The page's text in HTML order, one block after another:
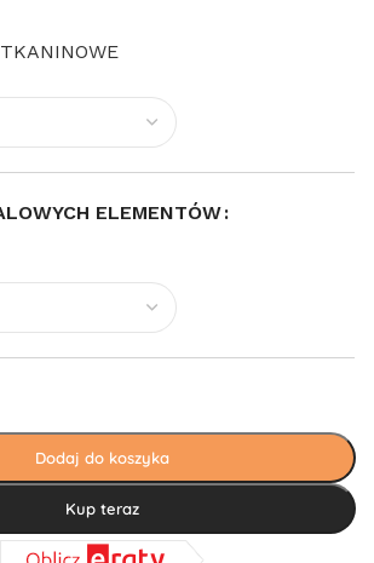
ELEMENTÓW
Dodaj do koszyka
Kup teraz